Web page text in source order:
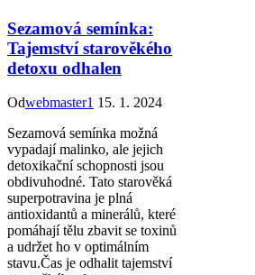
Sezamová semínka:
Tajemství starověkého
detoxu odhalen
Odwebmaster1 15. 1. 2024
Sezamová semínka možná
vypadají malinko, ale jejich
detoxikační schopnosti jsou
obdivuhodné. Tato starověká
superpotravina je plná
antioxidantů a minerálů, které
pomáhají tělu zbavit se toxinů
a udržet ho v optimálním
stavu.Čas je odhalit tajemství